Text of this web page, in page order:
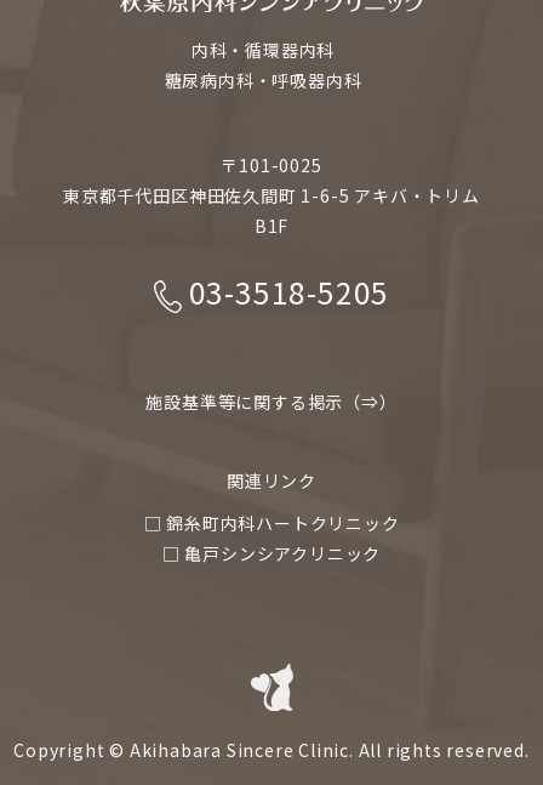
内科・循環器内科
糖尿病内科・呼吸器内科
〒101-0025
東京都千代田区神田佐久間町 1-6-5 アキバ・トリム
B1F
03-3518-5205
施設基準等に関する掲示（⇒）
関連リンク
□ 錦糸町内科ハートクリニック
□ 亀戸シンシアクリニック
Copyright © Akihabara Sincere Clinic. All rights reserved.